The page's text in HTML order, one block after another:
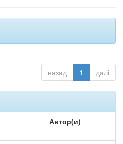
назад 1 далі
Автор(и)